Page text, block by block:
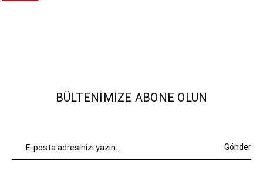
BÜLTENIMIZE ABONE OLUN
Gönder